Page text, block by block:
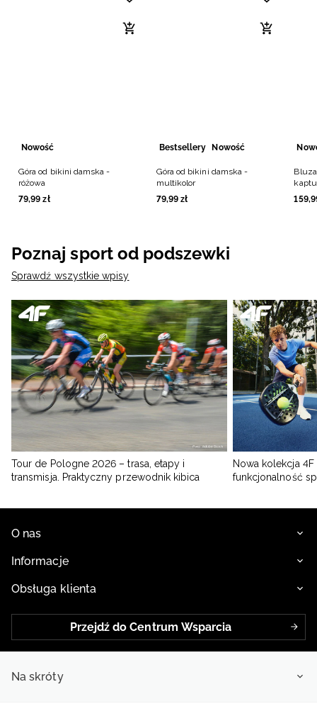
Nowość
Góra od bikini damska -
różowa
79,99 zł
Bestsellery Nowość
Góra od bikini damska -
multikolor
79,99 zł
159,
Poznaj sport od podszewki
Sprawdź wszystkie wpisy
Tour de Pologne 2026 – trasa, etapy i
transmisja. Praktyczny przewodnik kibica
Nowa kolekcja
funkcjonalność
O nas
Informacje
Obsługa klienta
Przejdź do Centrum Wsparcia
Na skróty